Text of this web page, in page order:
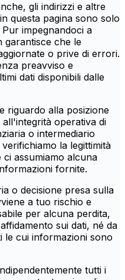
gli indirizzi e altre
questa pagina sono solo
impegnandoci a
garantisce che le
o prive di errori.
preavviso e
dati disponibili dalle
riguardo alla posizione
operativa di
o intermediario
la legittimità
assumiamo alcuna
fornite.
o decisione presa sulla
a tuo rischio e
per alcuna perdita,
sui dati, né da
cui informazioni sono
tutti i